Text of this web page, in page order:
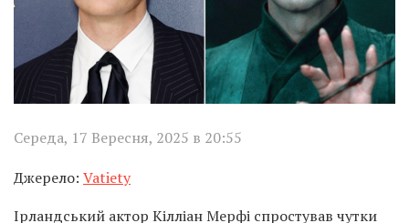
Середа, 17 Вересня, 2025 в 20:55
Джерело: Vatiety
Ірландський актор Кілліан Мерфі спростував чутки